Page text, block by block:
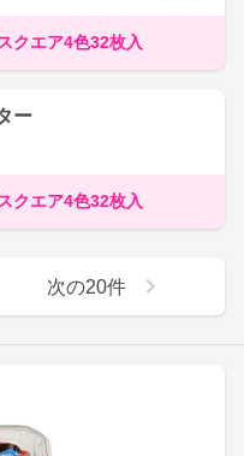
クエア4色32枚入
ー
クエア4色32枚入
次の20件